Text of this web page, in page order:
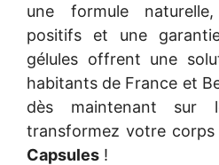
une formule
positifs et une
gélules offrent une
habitants de France et
dès maintenant
transformez votre corps
Capsules !